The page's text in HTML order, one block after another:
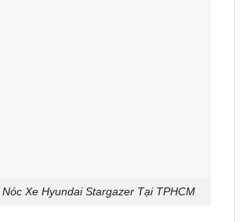
Xe Hyundai Stargazer Tại TPHCM